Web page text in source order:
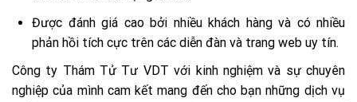
Được đánh giá cao bởi nhiều khách hàng và có nhiều
phản hồi tích cực trên các diễn đàn và trang web uy tín.
Công ty Thám Tử Tư VDT với kinh nghiệm và sự chuyên
nghiệp của mình cam kết mang đến cho bạn những dịch vụ